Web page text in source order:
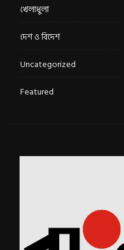
খেলাধুলা
দেশ ও বিদেশ
Uncategorized
Featured